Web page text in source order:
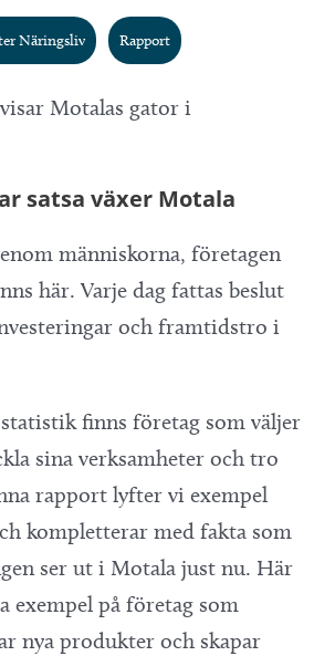
Näringsliv Rapport
satsa växer Motala
människorna, företagen
här. Varje dag fattas beslut
och framtidstro i
finns företag som väljer
sina verksamheter och tro
rapport lyfter vi exempel
kompletterar med fakta som
ser ut i Motala just nu. Här
exempel på företag som
nya produkter och skapar